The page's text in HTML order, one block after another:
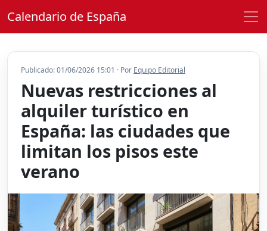
Calendario de España
Publicado: 01/06/2026 15:01 · Por Equipo Editorial
Nuevas restricciones al
alquiler turístico en
España: las ciudades que
limitan los pisos este
verano